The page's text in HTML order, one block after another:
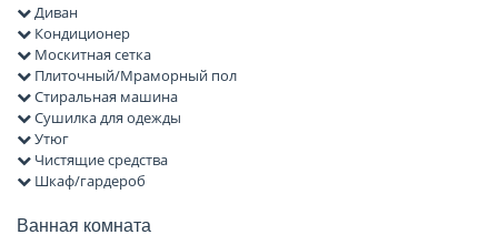
Диван
Кондиционер
Москитная сетка
Плиточный/Мраморный пол
Стиральная машина
Сушилка для одежды
Утюг
Чистящие средства
Шкаф/гардероб
Ванная комната